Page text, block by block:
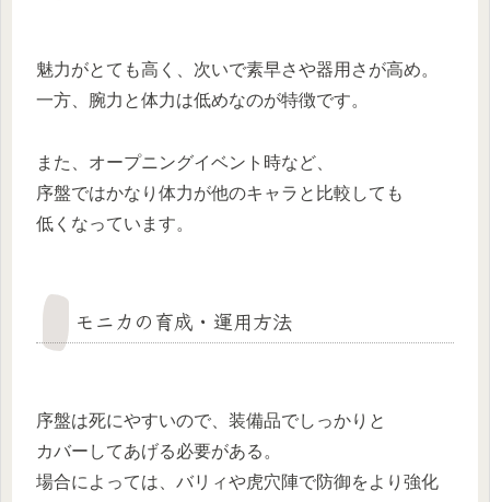
魅力がとても高く、次いで素早さや器用さが高め。
一方、腕力と体力は低めなのが特徴です。
また、オープニングイベント時など、
序盤ではかなり体力が他のキャラと比較しても
低くなっています。
モニカの育成・運用方法
序盤は死にやすいので、装備品でしっかりと
カバーしてあげる必要がある。
場合によっては、バリィや虎穴陣で防御をより強化